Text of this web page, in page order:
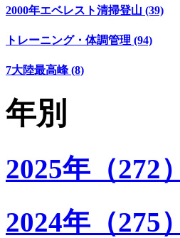
2000年エベレスト清掃登山 (39)
トレーニング・体調管理 (94)
7大陸最高峰 (8)
年別
2025年（272）
2024年（275）